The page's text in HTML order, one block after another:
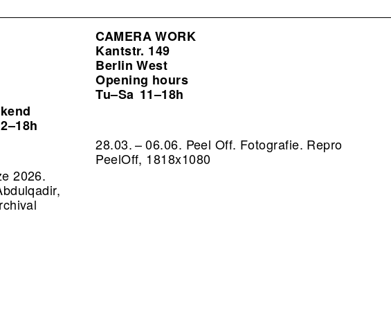
2026.
CAMERA WORK
Kantstr. 149
Berlin West
Opening hours
Tu–Sa 11–18h
28.03. – 06.06. Peel Off. Fotografie. Repro
PeelOff, 1818x1080